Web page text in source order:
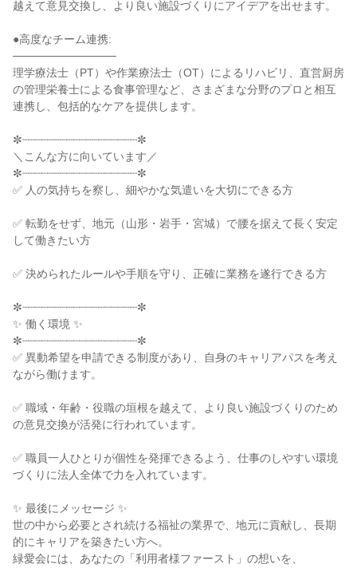
越えて意見交換し、より良い施設づくりにアイデアを出せます。
●高度なチーム連携:
─────────────
理学療法士（PT）や作業療法士（OT）によるリハビリ、直営厨房
の管理栄養士による食事管理など、さまざまな分野のプロと相互
連携し、包括的なケアを提供します。
✼┈┈┈┈┈┈┈┈┈┈┈┈┈┈┈┈┈┈✼
＼こんな方に向いています／
✼┈┈┈┈┈┈┈┈┈┈┈┈┈┈┈┈┈┈✼
✅ 人の気持ちを察し、細やかな気遣いを大切にできる方
✅ 転勤をせず、地元（山形・岩手・宮城）で腰を据えて長く安定
して働きたい方
✅ 決められたルールや手順を守り、正確に業務を遂行できる方
✼┈┈┈┈┈┈┈┈┈┈┈┈┈┈┈┈┈┈✼
✨ 働く環境 ✨
✼┈┈┈┈┈┈┈┈┈┈┈┈┈┈┈┈┈┈✼
✅ 異動希望を申請できる制度があり、自身のキャリアパスを考え
ながら働けます。
✅ 職域・年齢・役職の垣根を越えて、より良い施設づくりのため
の意見交換が活発に行われています。
✅ 職員一人ひとりが個性を発揮できるよう、仕事のしやすい環境
づくりに法人全体で力を入れています。
✨ 最後にメッセージ ✨
世の中から必要とされ続ける福祉の業界で、地元に貢献し、長期
的にキャリアを築きたい方へ。
緑愛会には、あなたの「利用者様ファースト」の想いを、